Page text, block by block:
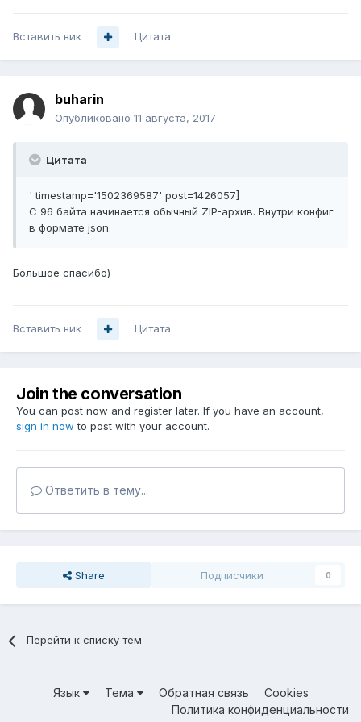
Вставить ник Цитата
buharin
Опубликовано 11 августа, 2017
Цитата
' timestamp='1502369587' post=1426057]
С 96 байта начинается обычный ZIP-архив. Внутри конфиг
в формате json.
Большое спасибо)
Вставить ник Цитата
Join the conversation
You can post now and register later. If you have an account,
sign in now to post with your account.
Ответить в тему...
Share Подписчики 0
Перейти к списку тем
Язык Тема Обратная связь
Cookies
Политика конфиденциальности